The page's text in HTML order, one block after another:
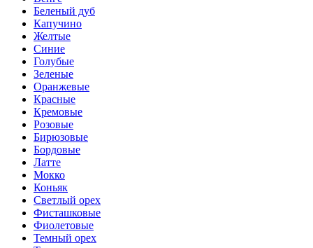
Беленый дуб
Капучино
Желтые
Синие
Голубые
Зеленые
Оранжевые
Красные
Кремовые
Розовые
Бирюзовые
Бордовые
Латте
Мокко
Коньяк
Светлый орех
Фисташковые
Фиолетовые
Темный орех